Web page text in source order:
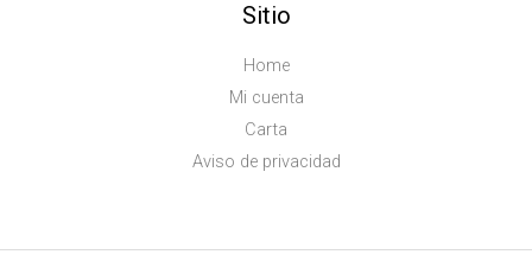
Sitio
Home
Mi cuenta
Carta
Aviso de privacidad